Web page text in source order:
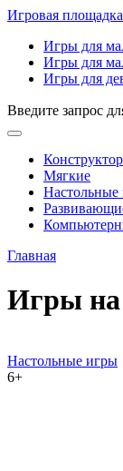
Игровая площадка
Игры для
Игры для
Игры для
Введите запрос
Мягкие
Настольные
Главная
Игры на
Настольные игры
6+